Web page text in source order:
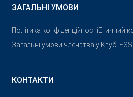
ЗАГАЛЬНІ УМОВИ
Політика конфіденційностіЕтичний
Загальні умови членства у Клубі
КОНТАКТИ